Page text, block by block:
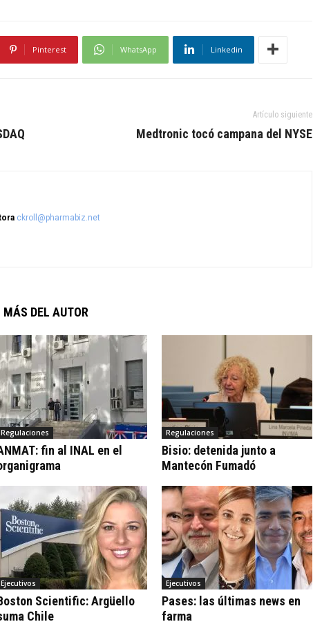
Pinterest WhatsApp Linkedin
Artículo siguiente
Medtronic tocó campana del NYSE
ckroll@pharmabiz.net
MÁS DEL AUTOR
Regulaciones
fin al INAL en el
Regulaciones
Bisio: detenida junto a
Mantecón Fumadó
Ejecutivos
Scientific: Argüello
Chile
Ejecutivos
Pases: las últimas news en
farma